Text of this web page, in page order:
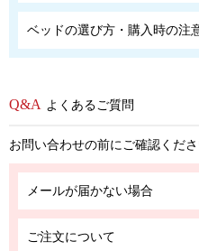
ベッドの選び方・購入時の注
よくあるご質問
お問い合わせの前にご確認くだ
メールが届かない場合
ご注文について